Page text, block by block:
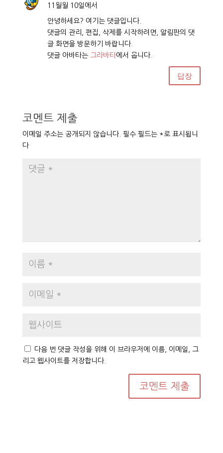
11월월 10일에서
안녕하세요? 여기는 댓글입니다.
댓글의 관리, 편집, 삭제를 시작하려면, 알림판의 댓
글 화면을 방문하기 바랍니다.
댓글 아바타는 그라바타에서 옵니다.
답장
코멘트 제출
이메일 주소는 공개되지 않습니다. 필수 필드는 *로 표시됩니
다
다음 번 댓글 작성을 위해 이 브라우저에 이름, 이메일, 그
리고 웹사이트를 저장합니다.